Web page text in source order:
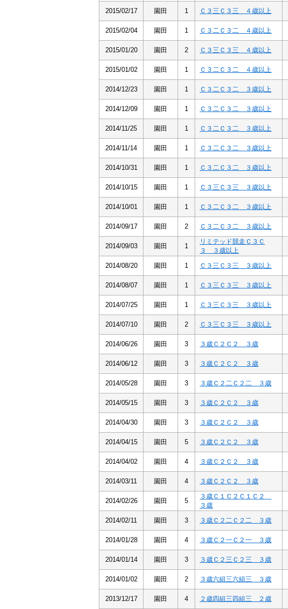
2015/02/17 園田 1 Ｃ３三Ｃ３三 ４歳以上
2015/02/04 園田 1 Ｃ３二Ｃ３二 ４歳以上
2015/01/20 園田 2 Ｃ３三Ｃ３三 ４歳以上
2015/01/02 園田 1 Ｃ３二Ｃ３二 ４歳以上
2014/12/23 園田 1 Ｃ３二Ｃ３二 ３歳以上
2014/12/09 園田 1 Ｃ３二Ｃ３二 ３歳以上
2014/11/25 園田 1 Ｃ３二Ｃ３二 ３歳以上
2014/11/14 園田 1 Ｃ３二Ｃ３二 ３歳以上
2014/10/31 園田 1 Ｃ３二Ｃ３二 ３歳以上
2014/10/15 園田 1 Ｃ３三Ｃ３三 ３歳以上
2014/10/01 園田 1 Ｃ３二Ｃ３二 ３歳以上
2014/09/17 園田 2 Ｃ３二Ｃ３二 ３歳以上
2014/09/03 園田 1
リミテッド競走Ｃ３Ｃ
３ ３歳以上
2014/08/20 園田 1 Ｃ３三Ｃ３三 ３歳以上
2014/08/07 園田 1 Ｃ３三Ｃ３三 ３歳以上
2014/07/25 園田 1 Ｃ３三Ｃ３三 ３歳以上
2014/07/10 園田 2 Ｃ３三Ｃ３三 ３歳以上
2014/06/26 園田 3 ３歳Ｃ２Ｃ２ ３歳
2014/06/12 園田 3 ３歳Ｃ２Ｃ２ ３歳
2014/05/28 園田 3 ３歳Ｃ２二Ｃ２二 ３歳
2014/05/15 園田 3 ３歳Ｃ２Ｃ２ ３歳
2014/04/30 園田 3 ３歳Ｃ２Ｃ２ ３歳
2014/04/15 園田 5 ３歳Ｃ２Ｃ２ ３歳
2014/04/02 園田 4 ３歳Ｃ２Ｃ２ ３歳
2014/03/11 園田 4 ３歳Ｃ２Ｃ２ ３歳
2014/02/26 園田 5
３歳Ｃ１Ｃ２Ｃ１Ｃ２
３歳
2014/02/11 園田 3 ３歳Ｃ２二Ｃ２二 ３歳
2014/01/28 園田 4 ３歳Ｃ２一Ｃ２一 ３歳
2014/01/14 園田 3 ３歳Ｃ２三Ｃ２三 ３歳
2014/01/02 園田 2 ３歳六組三六組三 ３歳
2013/12/17 園田 4 ２歳四組三四組三 ２歳